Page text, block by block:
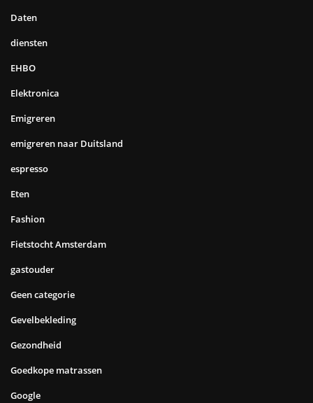
Daten
diensten
EHBO
Elektronica
Emigreren
emigreren naar Duitsland
espresso
Eten
Fashion
Fietstocht Amsterdam
gastouder
Geen categorie
Gevelbekleding
Gezondheid
Goedkope matrassen
Google